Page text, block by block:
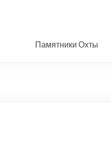
Памятники Охты